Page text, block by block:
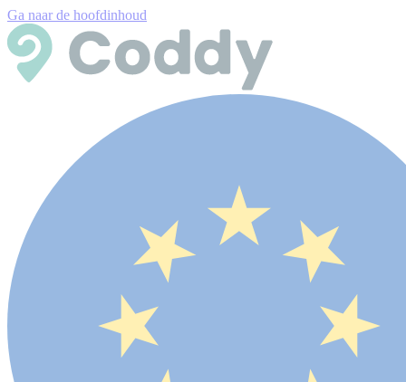
Ga naar de hoofdinhoud